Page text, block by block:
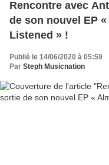
Rencontre avec
de son nouvel EP
Listened » !
Publié le 14/06/2020 à 05:59
Par Steph Musicnation